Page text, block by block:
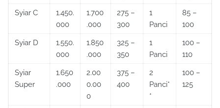
Syiar C
1.450.
000
1.700
.000
275 –
300
1
Panci
85 –
100
Syiar D
1.550.
000
1.850
.000
325 –
350
1
Panci
100 –
110
Syiar
Super
1.650
.000
2.00
0.00
0
375 –
400
2
Panci*
*
100 –
125